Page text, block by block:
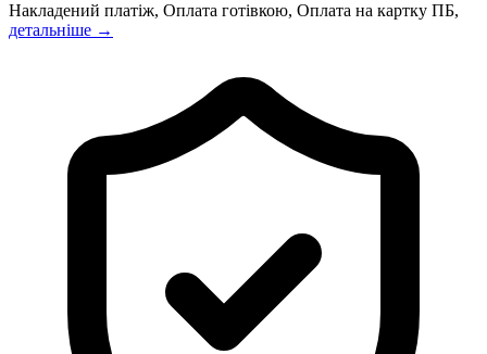
Накладений платіж, Оплата готівкою, Оплата на картку ПБ,
детальніше →